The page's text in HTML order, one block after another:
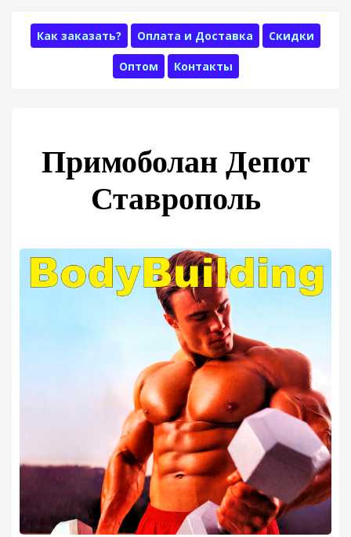
Как заказать? Оплата и Доставка Скидки
Оптом Контакты
Примоболан Депот
Ставрополь